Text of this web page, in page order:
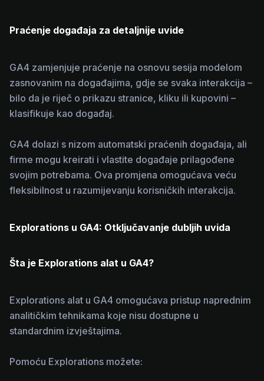
Praćenje događaja za detaljnije uvide
GA4 zamjenjuje praćenje na osnovu sesija modelom
zasnovanim na događajima, gdje se svaka interakcija –
bilo da je riječ o prikazu stranice, kliku ili kupovini –
klasifikuje kao događaj.
GA4 dolazi s nizom automatski praćenih događaja, ali
firme mogu kreirati i vlastite događaje prilagođene
svojim potrebama. Ova promjena omogućava veću
fleksibilnost u razumijevanju korisničkih interakcija.
Explorations u GA4: Otključavanje dubljih uvida
Šta je Explorations alat u GA4?
Explorations alat u GA4 omogućava pristup naprednim
analitičkim tehnikama koje nisu dostupne u
standardnim izvještajima.
Pomoću Explorations možete: